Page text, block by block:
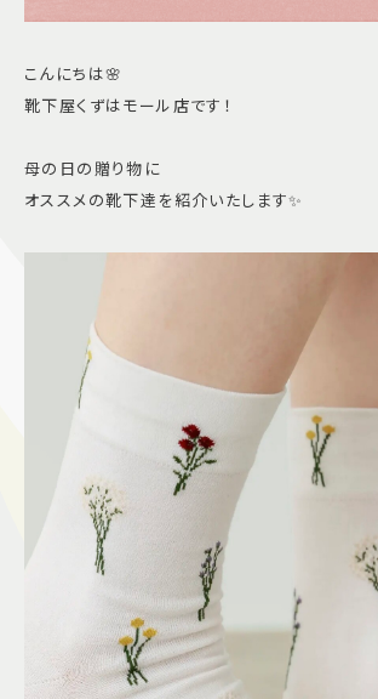
こんにちは🌸
靴下屋くずはモール店です！
母の日の贈り物に
オススメの靴下達を紹介いたします✨